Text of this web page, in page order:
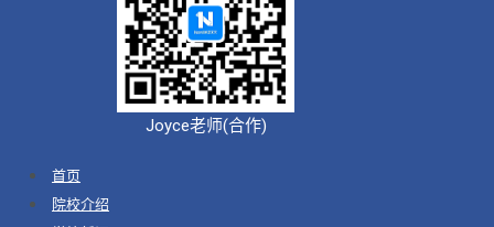
Joyce老师(合作)
首页
院校介绍